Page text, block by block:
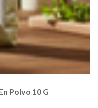
Polvo 10 G